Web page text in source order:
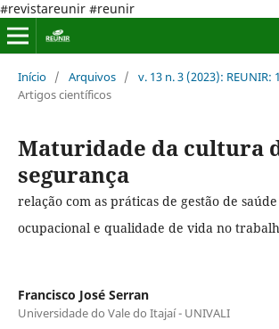
#revistareunir #reunir
Início / Arquivos / v. 13 n. 3 (2023): REUNIR:
Artigos científicos
Maturidade da cultura
segurança
relação com as práticas de gestão de
ocupacional e qualidade de vida no
Francisco José Serran
Universidade do Vale do Itajaí - UNIVALI